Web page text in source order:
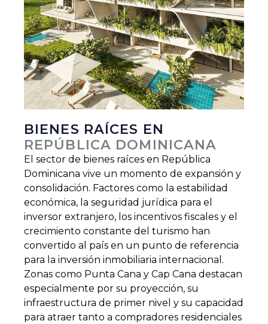
BIENES RAÍCES EN
REPÚBLICA DOMINICANA
El sector de bienes raíces en República
Dominicana vive un momento de expansión y
consolidación. Factores como la estabilidad
económica, la seguridad jurídica para el
inversor extranjero, los incentivos fiscales y el
crecimiento constante del turismo han
convertido al país en un punto de referencia
para la inversión inmobiliaria internacional.
Zonas como Punta Cana y Cap Cana destacan
especialmente por su proyección, su
infraestructura de primer nivel y su capacidad
para atraer tanto a compradores residenciales